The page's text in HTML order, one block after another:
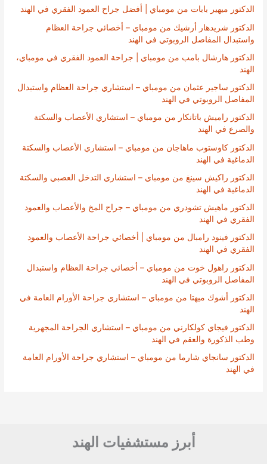
الدكتور ميهير بابات من مومباي | أفضل جراح العمود الفقري في الهند
الدكتور شريدهار أرشيك من مومباي – أخصائي جراحة العظام
واستبدال المفاصل الروبوتي في الهند
الدكتور هارشال بامب من مومباي | جراحة العمود الفقري في مومباي،
الهند
الدكتور ساجير عثمان من مومباي – استشاري جراحة العظام واستبدال
المفاصل الروبوتي في الهند
الدكتور راميش باتانكار من مومباي – استشاري الأعصاب والسكتة
والصرع في الهند
الدكتور كاوستوب ماهاجان من مومباي – استشاري الأعصاب والسكتة
الدماغية في الهند
الدكتور راكيش سينغ من مومباي – استشاري التدخل العصبي والسكتة
الدماغية في الهند
الدكتور ماهيش تشودري من مومباي – جراح المخ والأعصاب والعمود
الفقري في الهند
الدكتور فينود رامبال من مومباي | أخصائي جراحة الأعصاب والعمود
الفقري في الهند
الدكتور راهول خوت من مومباي – أخصائي جراحة العظام واستبدال
المفاصل الروبوتي في الهند
الدكتور أشوك ميهتا من مومباي – استشاري جراحة الأورام العامة في
الهند
الدكتور فيجاي كولكارني من مومباي – استشاري الجراحة المجهرية
وطب الذكورة والعقم في الهند
الدكتور سانجاي شارما من مومباي – استشاري جراحة الأورام العامة
في الهند
أبرز مستشفيات الهند